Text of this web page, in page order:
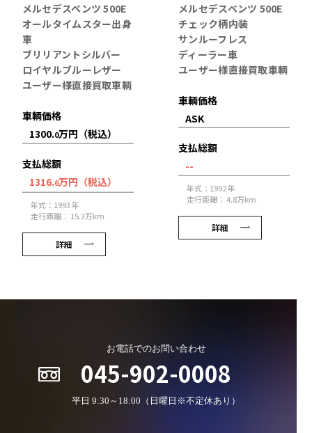
メルセデスベンツ 500E
オールタイムスター出身
車
ブリリアントシルバー
ロイヤルブルーレザー
ユーザー様直接買取車輌
車輌価格
1300.0万円（税込）
支払総額
1316.6万円（税込）
年式：1993 年
走行距離： 15.3万km
詳細
メルセデスベンツ 500E
チェック柄内装
サンルーフレス
ディーラー車
ユーザー様直接買取車輌
車輌価格
ASK
支払総額
--
年式：1992 年
走行距離： 4.8万km
詳細
お電話でのお問い合わせ
045-902-0008
平日 9:30～18:00（日曜日※不定休あり）